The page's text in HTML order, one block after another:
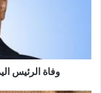
وفاة الرئيس